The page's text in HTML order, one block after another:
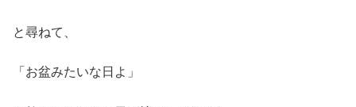
と尋ねて、
「お盆みたいな日よ」